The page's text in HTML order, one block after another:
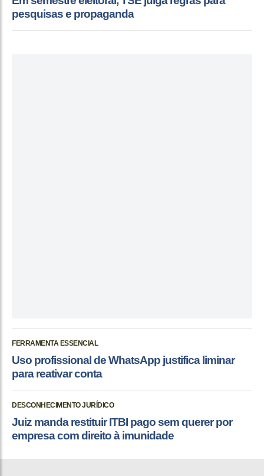
pesquisas e propaganda
FERRAMENTA ESSENCIAL
Uso profissional de WhatsApp justifica liminar
para reativar conta
DESCONHECIMENTO JURÍDICO
Juiz manda restituir ITBI pago sem querer por
empresa com direito à imunidade